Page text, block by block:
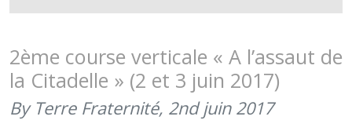
AU
!
2ème course verticale « A l’assaut de
la Citadelle » (2 et 3 juin 2017)
By Terre Fraternité, 2nd juin 2017